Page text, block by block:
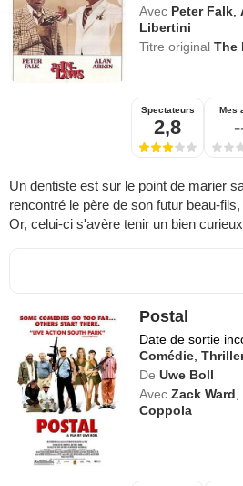
Avec Peter Falk ,
Libertini
Titre originalThe
Spectateurs
2,8
Mes
Un dentiste est sur le point de marier
rencontré le père de son futur beau-
Or, celui-ci s'avère tenir un bien
Postal
Date de sortie
Comédie ,
De Uwe Boll
Avec Zack Ward
Coppola